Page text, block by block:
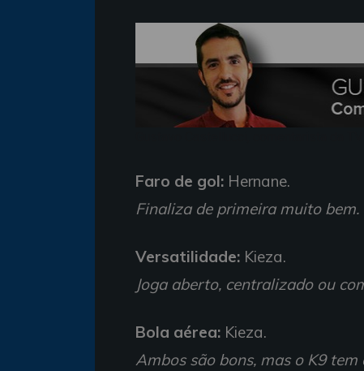
Faro de gol: Hernane.
Finaliza de primeira muito
Versatilidade: Kieza.
Joga aberto, centralizado ou
Bola aérea: Kieza.
Ambos são bons, mas o K9